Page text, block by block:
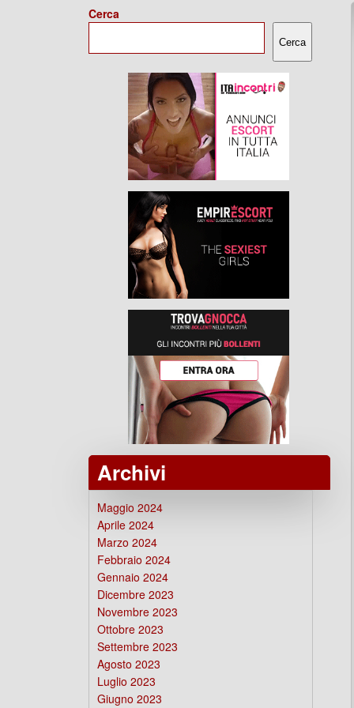
Cerca
Cerca
Archivi
Maggio 2024
Aprile 2024
Marzo 2024
Febbraio 2024
Gennaio 2024
Dicembre 2023
Novembre 2023
Ottobre 2023
Settembre 2023
Agosto 2023
Luglio 2023
Giugno 2023